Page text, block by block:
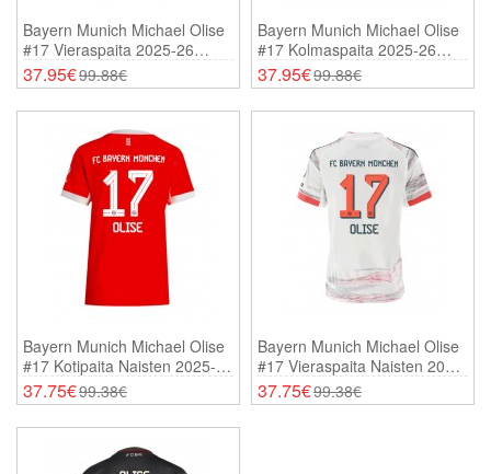
Bayern Munich Michael Olise
#17 Vieraspaita 2025-26
Lyhythihainen
37.95€99.88€
Bayern Munich Michael Olise
#17 Kolmaspaita 2025-26
Lyhythihainen
37.95€99.88€
Bayern Munich Michael Olise
#17 Kotipaita Naisten 2025-26
Lyhythihainen
37.75€99.38€
Bayern Munich Michael Olise
#17 Vieraspaita Naisten 2025-
26 Lyhythihainen
37.75€99.38€